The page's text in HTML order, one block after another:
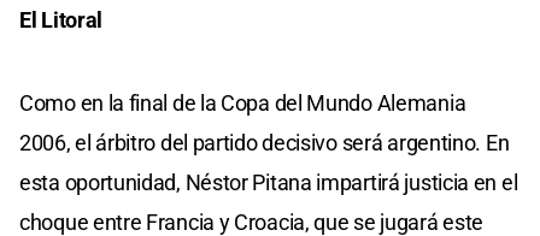
El Litoral
Como en la final de la Copa del Mundo Alemania
2006, el árbitro del partido decisivo será argentino. En
esta oportunidad, Néstor Pitana impartirá justicia en el
choque entre Francia y Croacia, que se jugará este